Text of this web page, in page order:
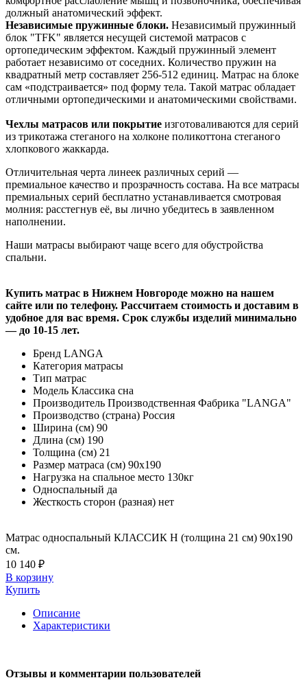
должный анатомический эффект.
Независимые пружинные блоки. Независимый пружинный
блок "TFK" является несущей системой матрасов с
ортопедическим эффектом. Каждый пружинный элемент
работает независимо от соседних. Количество пружин на
квадратный метр составляет 256-512 единиц. Матрас на блоке
сам «подстраивается» под форму тела. Такой матрас обладает
отличными ортопедическими и анатомическими свойствами.
Чехлы матрасов или покрытие изготоваливаются для серий
из трикотажа стеганого на холконе поликоттона стеганого
хлопкового жаккарда.
Отличительная черта линеек различных серий —
премиальное качество и прозрачность состава. На все матрасы
премиальных серий бесплатно устанавливается смотровая
молния: расстегнув её, вы лично убедитесь в заявленном
наполнении.
Наши матрасы выбирают чаще всего для обустройства
спальни.
Купить матрас в Нижнем Новгороде можно на нашем
сайте или по телефону. Рассчитаем стоимость и доставим в
удобное для вас время. Срок службы изделий минимально
— до 10-15 лет.
Бренд LANGA
Категория матрасы
Тип матрас
Модель Классика сна
Производитель Производственная Фабрика "LANGA"
Производство (страна) Россия
Ширина (см) 90
Длина (см) 190
Толщина (см) 21
Размер матраса (см) 90х190
Нагрузка на спальное место 130кг
Односпальный да
Жесткость сторон (разная) нет
Матрас односпальный КЛАССИК Н (толщина 21 см) 90х190
см.
10 140 ₽
В корзину
Купить
Описание
Характеристики
Отзывы и комментарии пользователей